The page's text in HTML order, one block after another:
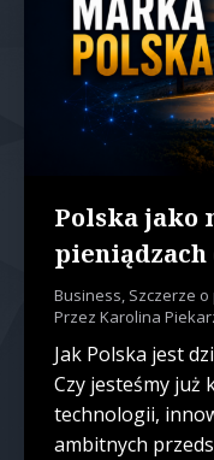
Polska jako
pieniądzach
Business, Szczerze
Przez Karolina
Jak Polska jest
Czy jesteśmy już
technologii,
ambitnych